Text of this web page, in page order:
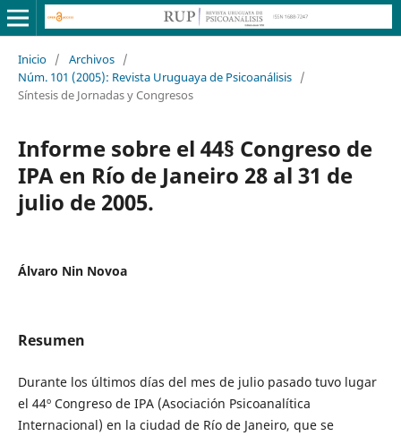
Inicio / Archivos /
Núm. 101 (2005): Revista Uruguaya de Psicoanálisis /
Síntesis de Jornadas y Congresos
Informe sobre el 44§ Congreso de
IPA en Río de Janeiro 28 al 31 de
julio de 2005.
Álvaro Nin Novoa
Resumen
Durante los últimos días del mes de julio pasado tuvo lugar
el 44º Congreso de IPA (Asociación Psicoanalítica
Internacional) en la ciudad de Río de Janeiro, que se